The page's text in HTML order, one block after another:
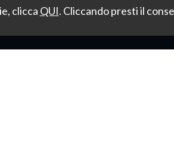
clicca QUI. Cliccandopresti il